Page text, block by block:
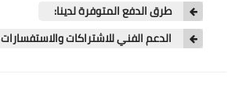
طرق الدفع المتوفرة لدينا:
الدعم الفني للاشتراكات والاستفسارات